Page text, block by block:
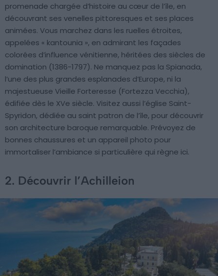
promenade chargée d’histoire au cœur de l’île, en
découvrant ses venelles pittoresques et ses places
animées. Vous marchez dans les ruelles étroites,
appelées « kantounia », en admirant les façades
colorées d’influence vénitienne, héritées des siècles de
domination (1386-1797). Ne manquez pas la Spianada,
l’une des plus grandes esplanades d’Europe, ni la
majestueuse Vieille Forteresse (Fortezza Vecchia),
édifiée dès le XVe siècle. Visitez aussi l’église Saint-
Spyridon, dédiée au saint patron de l’île, pour découvrir
son architecture baroque remarquable. Prévoyez de
bonnes chaussures et un appareil photo pour
immortaliser l’ambiance si particulière qui règne ici.
2. Découvrir l’Achilleion